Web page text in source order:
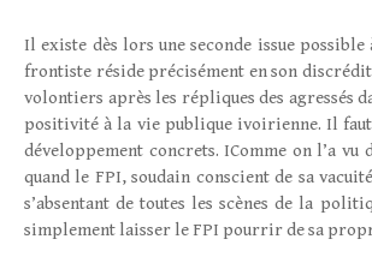
Il existe dès lors une seconde issue
frontiste réside précisément en son
volontiers après les répliques des agressés
positivité à la vie publique ivoirienne. Il
développement concrets. IComme on l’a
quand le FPI, soudain conscient de sa
s’absentant de toutes les scènes de la
simplement laisser le FPI pourrir de sa